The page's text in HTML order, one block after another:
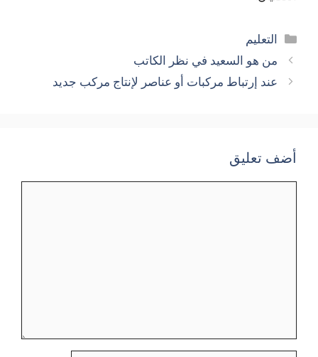
التصنيفات
التعليم
من هو السعيد في نظر الكاتب
عند إرتباط مركبات أو عناصر لإنتاج مركب جديد
أضف تعليق